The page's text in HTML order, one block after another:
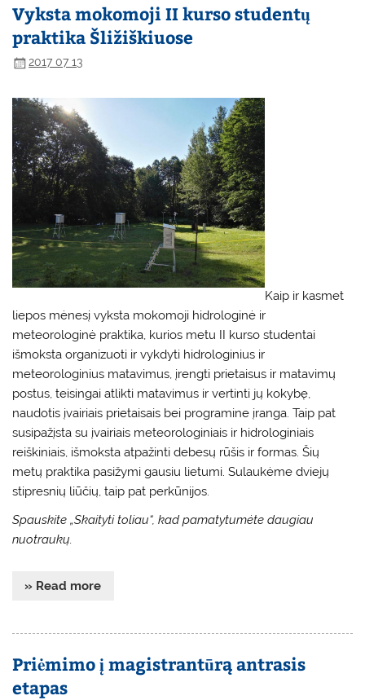
Vyksta mokomoji II kurso studentų
praktika Šližiškiuose
2017 07 13
Kaip ir kasmet
liepos mėnesį vyksta mokomoji hidrologinė ir
meteorologinė praktika, kurios metu II kurso studentai
išmoksta organizuoti ir vykdyti hidrologinius ir
meteorologinius matavimus, įrengti prietaisus ir matavimų
postus, teisingai atlikti matavimus ir vertinti jų kokybę,
naudotis įvairiais prietaisais bei programine įranga. Taip pat
susipažįsta su įvairiais meteorologiniais ir hidrologiniais
reiškiniais, išmoksta atpažinti debesų rūšis ir formas. Šių
metų praktika pasižymi gausiu lietumi. Sulaukėme dviejų
stipresnių liūčių, taip pat perkūnijos.
Spauskite „Skaityti toliau“, kad pamatytumėte daugiau
nuotraukų.
» Read more
Priėmimo į magistrantūrą antrasis
etapas